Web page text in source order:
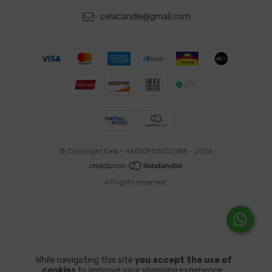
While navigating this site you accept the use of
celacandle@gmail.com
© Copyright Celá - 46050903000188 - 2026
All rights reserved.